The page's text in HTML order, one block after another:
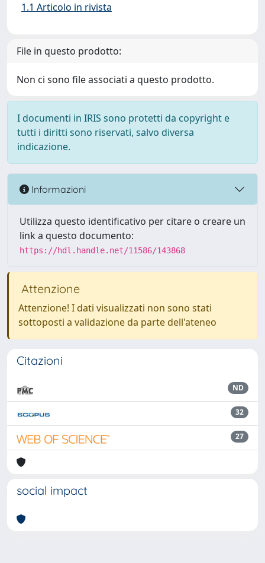
1.1 Articolo in rivista
File in questo prodotto:
Non ci sono file associati a questo prodotto.
I documenti in IRIS sono protetti da copyright e
tutti i diritti sono riservati, salvo diversa
indicazione.
Informazioni
Utilizza questo identificativo per citare o creare un
link a questo documento:
https://hdl.handle.net/11586/143868
Attenzione
Attenzione! I dati visualizzati non sono stati
sottoposti a validazione da parte dell'ateneo
Citazioni
ND
32
27
social impact